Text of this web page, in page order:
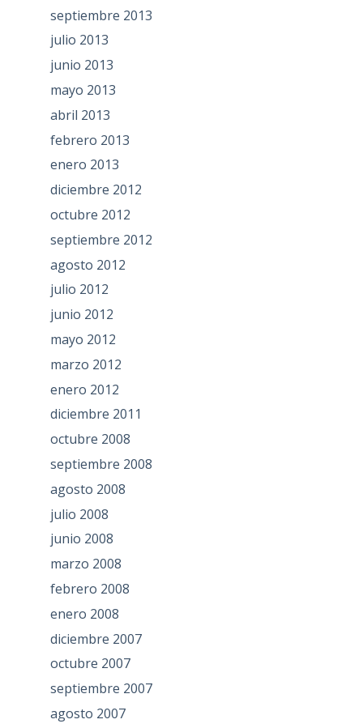
septiembre 2013
julio 2013
junio 2013
mayo 2013
abril 2013
febrero 2013
enero 2013
diciembre 2012
octubre 2012
septiembre 2012
agosto 2012
julio 2012
junio 2012
mayo 2012
marzo 2012
enero 2012
diciembre 2011
octubre 2008
septiembre 2008
agosto 2008
julio 2008
junio 2008
marzo 2008
febrero 2008
enero 2008
diciembre 2007
octubre 2007
septiembre 2007
agosto 2007